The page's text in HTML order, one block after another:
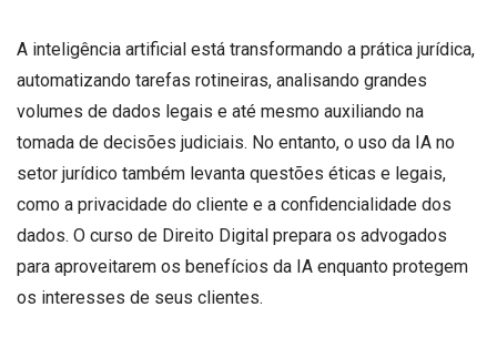
A inteligência artificial está transformando a prática jurídica,
automatizando tarefas rotineiras, analisando grandes
volumes de dados legais e até mesmo auxiliando na
tomada de decisões judiciais. No entanto, o uso da IA no
setor jurídico também levanta questões éticas e legais,
como a privacidade do cliente e a confidencialidade dos
dados. O curso de Direito Digital prepara os advogados
para aproveitarem os benefícios da IA enquanto protegem
os interesses de seus clientes.